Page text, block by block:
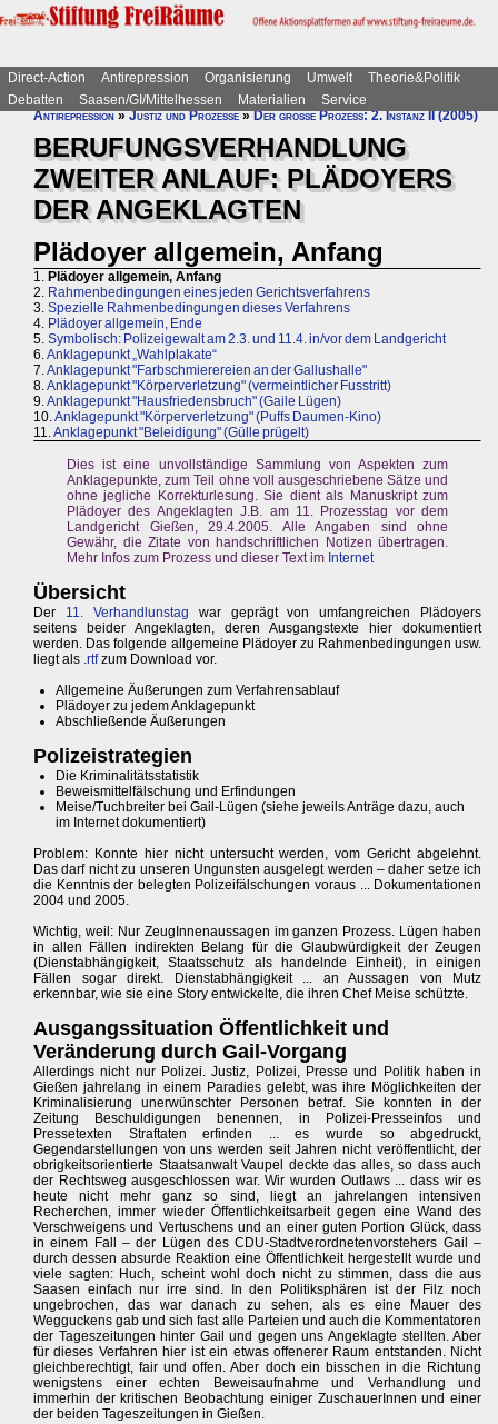
Direct-Action Antirepression Organisierung Umwelt
Theorie&Politik
Debatten
Saasen/GI/Mittelhessen Materialien
Service
Antirepression»Justiz und Prozesse»Der große Prozess: 2. Instanz II (2005)
BERUFUNGSVERHANDLUNG
ZWEITER ANLAUF: PLÄDOYERS
DER ANGEKLAGTEN
Plädoyer allgemein, Anfang
1. Plädoyer allgemein, Anfang
2. Rahmenbedingungen eines jeden Gerichtsverfahrens
3. Spezielle Rahmenbedingungen dieses Verfahrens
4. Plädoyer allgemein, Ende
5. Symbolisch: Polizeigewalt am 2.3. und 11.4. in/vor dem Landgericht
6.Anklagepunkt „Wahlplakate“
7.Anklagepunkt "Farbschmierereien an der Gallushalle"
8.Anklagepunkt "Körperverletzung" (vermeintlicher Fusstritt)
9.Anklagepunkt "Hausfriedensbruch" (Gaile Lügen)
10.Anklagepunkt "Körperverletzung" (Puffs Daumen-Kino)
11.Anklagepunkt "Beleidigung" (Gülle prügelt)
Dies ist eine unvollständige Sammlung von Aspekten zum
Anklagepunkte, zum Teil ohne voll ausgeschriebene Sätze und
ohne jegliche Korrekturlesung. Sie dient als Manuskript zum
Plädoyer des Angeklagten J.B. am 11. Prozesstag vor dem
Landgericht Gießen, 29.4.2005. Alle Angaben sind ohne
Gewähr, die Zitate von handschriftlichen Notizen übertragen.
Mehr Infos zum Prozess und dieser Text im Internet
Übersicht
Der 11. Verhandlunstag war geprägt von umfangreichen Plädoyers
seitens beider Angeklagten, deren Ausgangstexte hier dokumentiert
werden. Das folgende allgemeine Plädoyer zu Rahmenbedingungen usw.
liegt als .rtfzum Download vor.
Allgemeine Äußerungen zum Verfahrensablauf
Plädoyer zu jedem Anklagepunkt
Abschließende Äußerungen
Polizeistrategien
Die Kriminalitätsstatistik
Beweismittelfälschung und Erfindungen
Meise/Tuchbreiter bei Gail-Lügen (siehe jeweils Anträge dazu, auch
im Internet dokumentiert)
Problem: Konnte hier nicht untersucht werden, vom Gericht abgelehnt.
Das darf nicht zu unseren Ungunsten ausgelegt werden – daher setze ich
die Kenntnis der belegten Polizeifälschungen voraus ... Dokumentationen
2004 und 2005.
Wichtig, weil: Nur ZeugInnenaussagen im ganzen Prozess. Lügen haben
in allen Fällen indirekten Belang für die Glaubwürdigkeit der Zeugen
(Dienstabhängigkeit, Staatsschutz als handelnde Einheit), in einigen
Fällen sogar direkt. Dienstabhängigkeit ... an Aussagen von Mutz
erkennbar, wie sie eine Story entwickelte, die ihren Chef Meise schützte.
Ausgangssituation Öffentlichkeit und
Veränderung durch Gail-Vorgang
Allerdings nicht nur Polizei. Justiz, Polizei, Presse und Politik haben in
Gießen jahrelang in einem Paradies gelebt, was ihre Möglichkeiten der
Kriminalisierung unerwünschter Personen betraf. Sie konnten in der
Zeitung Beschuldigungen benennen, in Polizei-Presseinfos und
Pressetexten Straftaten erfinden ... es wurde so abgedruckt,
Gegendarstellungen von uns werden seit Jahren nicht veröffentlicht, der
obrigkeitsorientierte Staatsanwalt Vaupel deckte das alles, so dass auch
der Rechtsweg ausgeschlossen war. Wir wurden Outlaws ... dass wir es
heute nicht mehr ganz so sind, liegt an jahrelangen intensiven
Recherchen, immer wieder Öffentlichkeitsarbeit gegen eine Wand des
Verschweigens und Vertuschens und an einer guten Portion Glück, dass
in einem Fall – der Lügen des CDU-Stadtverordnetenvorstehers Gail –
durch dessen absurde Reaktion eine Öffentlichkeit hergestellt wurde und
viele sagten: Huch, scheint wohl doch nicht zu stimmen, dass die aus
Saasen einfach nur irre sind. In den Politiksphären ist der Filz noch
ungebrochen, das war danach zu sehen, als es eine Mauer des
Wegguckens gab und sich fast alle Parteien und auch die Kommentatoren
der Tageszeitungen hinter Gail und gegen uns Angeklagte stellten. Aber
für dieses Verfahren hier ist ein etwas offenerer Raum entstanden. Nicht
gleichberechtigt, fair und offen. Aber doch ein bisschen in die Richtung
wenigstens einer echten Beweisaufnahme und Verhandlung und
immerhin der kritischen Beobachtung einiger ZuschauerInnen und einer
der beiden Tageszeitungen in Gießen.